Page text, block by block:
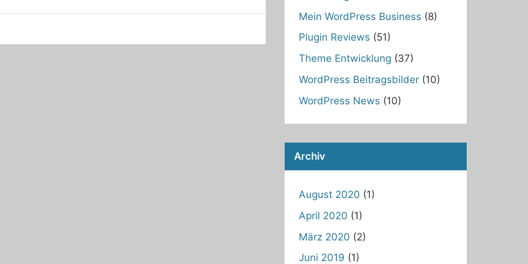
Mein WordPress Business (8)
Plugin Reviews (51)
Theme Entwicklung (37)
WordPress Beitragsbilder(10)
WordPress News (10)
Archiv
August 2020 (1)
April 2020 (1)
März 2020 (2)
Juni 2019 (1)